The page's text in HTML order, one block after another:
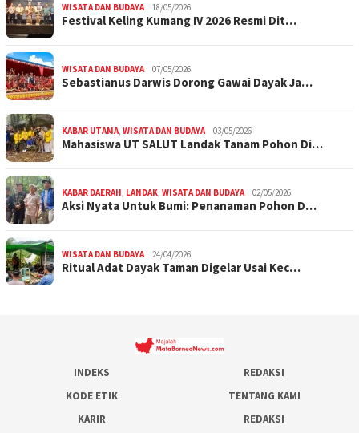
WISATA DAN BUDAYA 18/05/2026
Festival Keling Kumang IV 2026 Resmi Dit…
WISATA DAN BUDAYA 07/05/2026
Sebastianus Darwis Dorong Gawai Dayak Ja…
KABAR UTAMA WISATA DAN BUDAYA 03/05/2026
Mahasiswa UT SALUT Landak Tanam Pohon Di…
KABAR DAERAH LANDAK WISATA DAN BUDAYA 02/05/2026
Aksi Nyata Untuk Bumi: Penanaman Pohon D…
WISATA DAN BUDAYA 24/04/2026
Ritual Adat Dayak Taman Digelar Usai Kec…
INDEKS
REDAKSI
KODE ETIK
TENTANG KAMI
KARIR
REDAKSI